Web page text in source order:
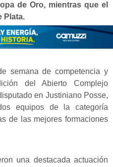
de Oro, mientras que el
Plata.
semana de competencia y
del Abierto Complejo
en Justiniano Posse,
equipos de la categoría
de las mejores formaciones
una destacada actuación